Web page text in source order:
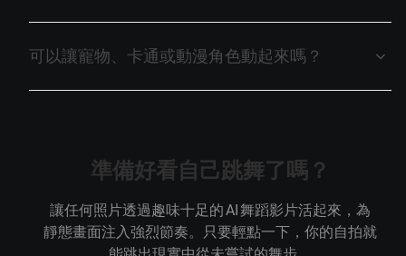
可以讓寵物、卡通或動漫角色動起來嗎？
準備好看自己跳舞了嗎？
讓任何照片透過趣味十足的 AI 舞蹈影片活起來，為
靜態畫面注入強烈節奏。只要輕點一下，你的自拍就